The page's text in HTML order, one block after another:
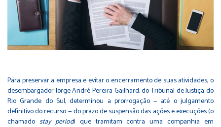
Para preservar a empresa e evitar o encerramento de suas atividades, o
desembargador Jorge André Pereira Gailhard, do Tribunal de Justiça do
Rio Grande do Sul, determinou a prorrogação — até o julgamento
definitivo do recurso — do prazo de suspensão das ações e execuções (o
chamado stay period) que tramitam contra uma companhia em